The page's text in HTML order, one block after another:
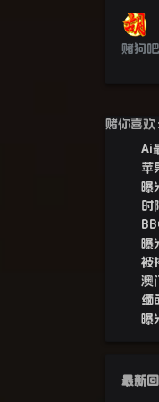
赌狗
赌你喜欢
Ai
苹
曝
时
曝
被
澳
缅
曝
最新